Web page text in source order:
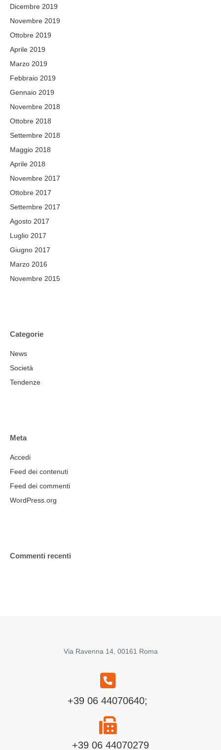
Dicembre 2019
Novembre 2019
Ottobre 2019
Aprile 2019
Marzo 2019
Febbraio 2019
Gennaio 2019
Novembre 2018
Ottobre 2018
Settembre 2018
Maggio 2018
Aprile 2018
Novembre 2017
Ottobre 2017
Settembre 2017
Agosto 2017
Luglio 2017
Giugno 2017
Marzo 2016
Novembre 2015
Categorie
News
Società
Tendenze
Meta
Accedi
Feed dei contenuti
Feed dei commenti
WordPress.org
Commenti recenti
Via Ravenna 14, 00161 Roma
+39 06 44070640;
+39 06 44070279